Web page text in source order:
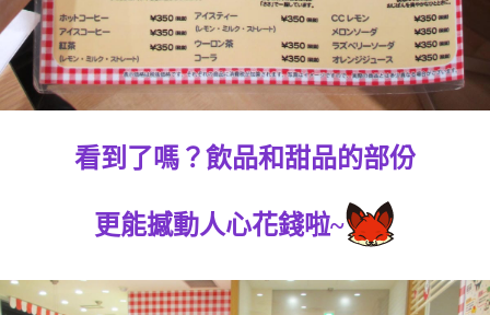
看到了嗎？飲品和甜品的部份
更能撼動人心花錢啦~